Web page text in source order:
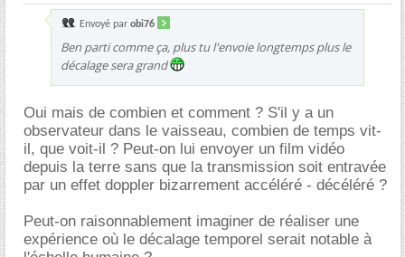
Envoyé par obi76
Ben parti comme ça, plus tu l'envoie longtemps plus le
décalage sera grand
Oui mais de combien et comment ? S'il y a un
observateur dans le vaisseau, combien de temps vit-
il, que voit-il ? Peut-on lui envoyer un film vidéo
depuis la terre sans que la transmission soit entravée
par un effet doppler bizarrement accéléré - décéléré ?
Peut-on raisonnablement imaginer de réaliser une
expérience où le décalage temporel serait notable à